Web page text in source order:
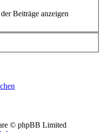
Beiträge anzeigen
© phpBB Limited